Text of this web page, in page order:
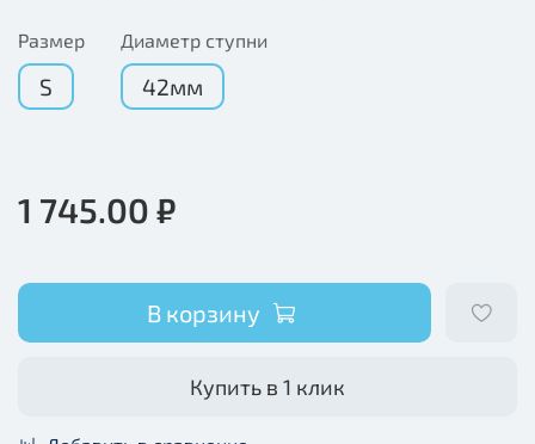
Размер
S
Диаметр ступни
42мм
1 745.00 ₽
В корзину
Купить в 1 клик